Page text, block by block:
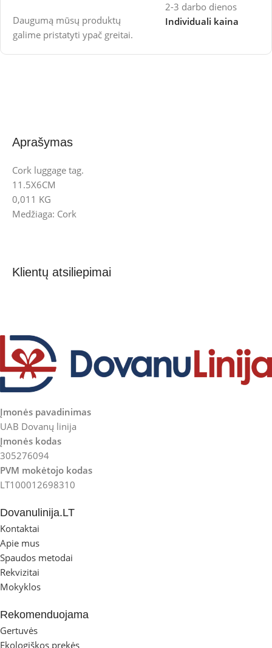
Daugumą mūsų produktų
galime pristatyti ypač greitai.
2-3 darbo dienos
Individuali kaina
Aprašymas
Cork luggage tag.
11.5X6CM
0,011 KG
Medžiaga: Cork
Klientų atsiliepimai
Įmonės pavadinimas
UAB Dovanų linija
Įmonės kodas
305276094
PVM mokėtojo kodas
LT100012698310
Dovanulinija.LT
Kontaktai
Apie mus
Spaudos metodai
Rekvizitai
Mokyklos
Rekomenduojama
Gertuvės
Ekologiškos prekės